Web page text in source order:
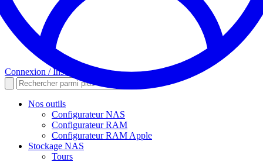
Connexion / Inscription
Nos outils
Configurateur NAS
Configurateur RAM
Configurateur RAM Apple
Stockage NAS
Tours